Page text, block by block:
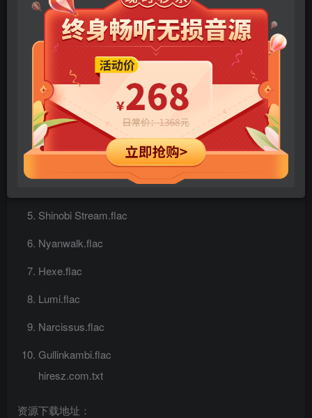
年卡会员免费 永久会员免费
立即购买
您当前未登录！建议登陆后购买，可保存购买订单
Sand Maze.flac
Cafe Latte Lolipop.flac
Dolphin Tale.flac
Shinobi Stream.flac
Nyanwalk.flac
Hexe.flac
Lumi.flac
Narcissus.flac
Gullinkambi.flac
hiresz.com.txt
资源下载地址：